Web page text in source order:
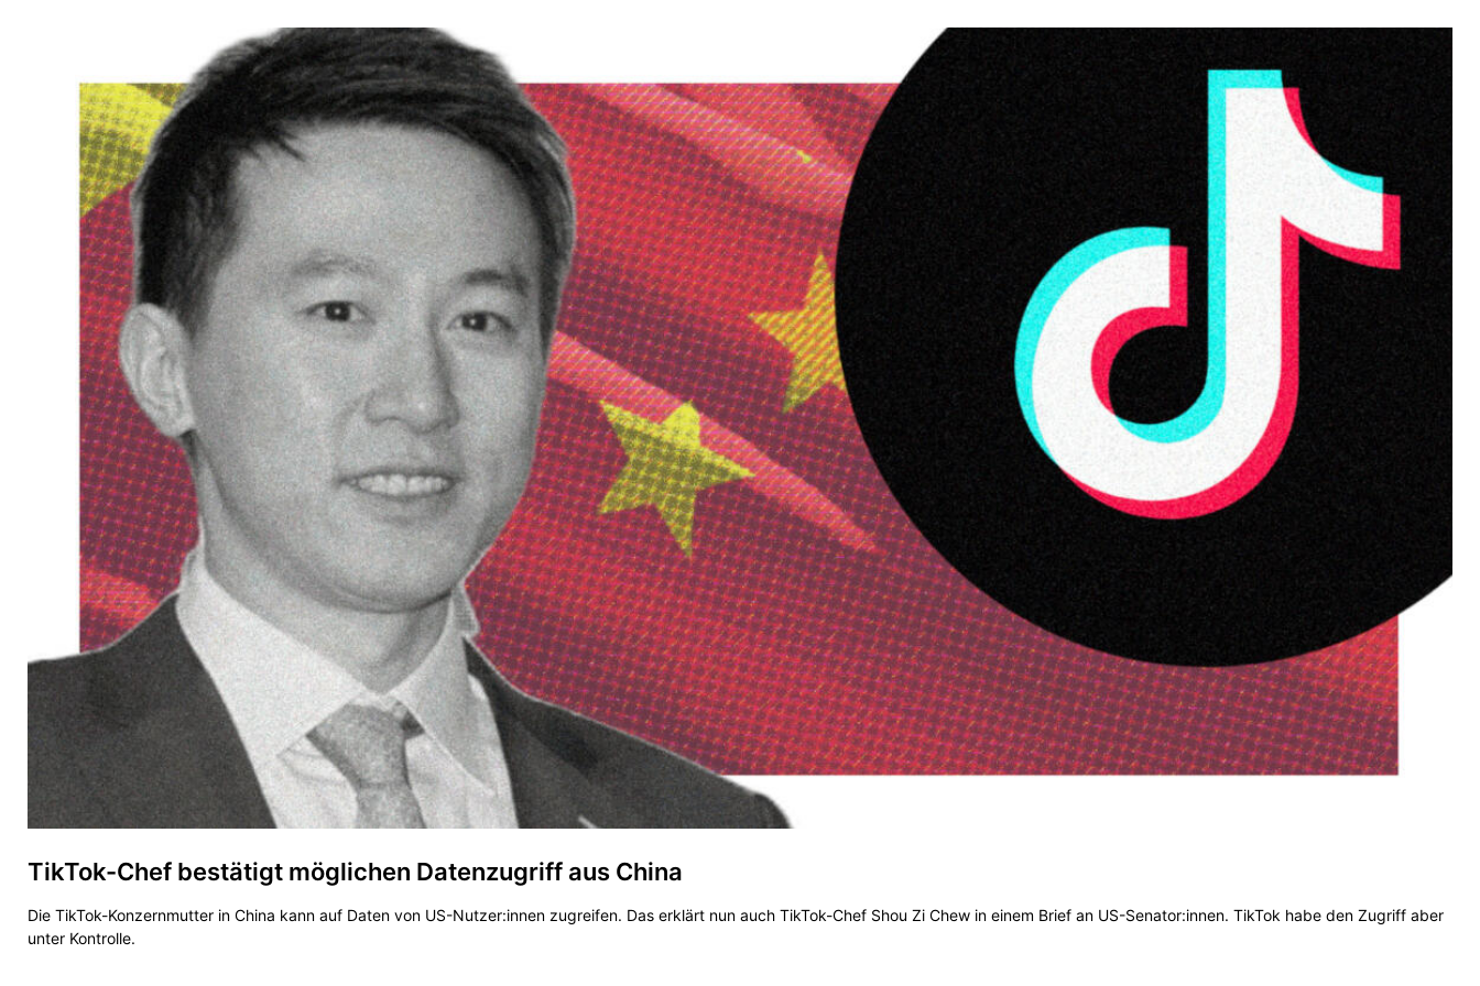
TikTok-Chef bestätigt möglichen Datenzugriff aus China
Die TikTok-Konzernmutter in China kann auf Daten von US-Nutzer:innen zugreifen. Das erklärt nun auch TikTok-Chef Shou Zi Chew in einem Brief an US-Senator:innen. TikTok habe den Zugriff aber
unter Kontrolle.